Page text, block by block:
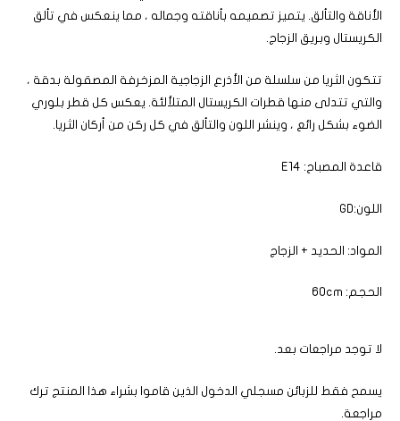
الأناقة والتألق. يتميز تصميمه بأناقته وجماله ، مما ينعكس في تألق
الكريستال وبريق الزجاج.
تتكون الثريا من سلسلة من الأذرع الزجاجية المزخرفة المصقولة بدقة ،
والتي تتدلى منها قطرات الكريستال المتلألئة. يعكس كل قطر بلوري
الضوء بشكل رائع ، وينشر اللون والتألق في كل ركن من أركان الثريا.
قاعدة المصباح: E14
اللون:GD
المواد: الحديد + الزجاج
الحجم: 60cm
لا توجد مراجعات بعد.
يسمح فقط للزبائن مسجلي الدخول الذين قاموا بشراء هذا المنتج ترك
مراجعة.